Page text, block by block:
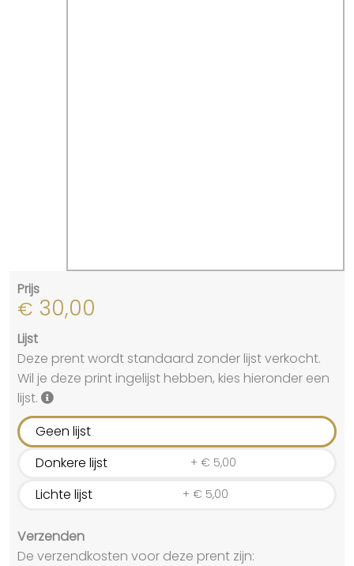
Prijs
€ 30,00
Lijst
Deze prent wordt standaard zonder lijst verkocht.
Wil je deze print ingelijst hebben, kies hieronder een
lijst.
Geen lijst
Donkere lijst
+ € 5,00
Lichte lijst + € 5,00
Verzenden
De verzendkosten voor deze prent zijn: